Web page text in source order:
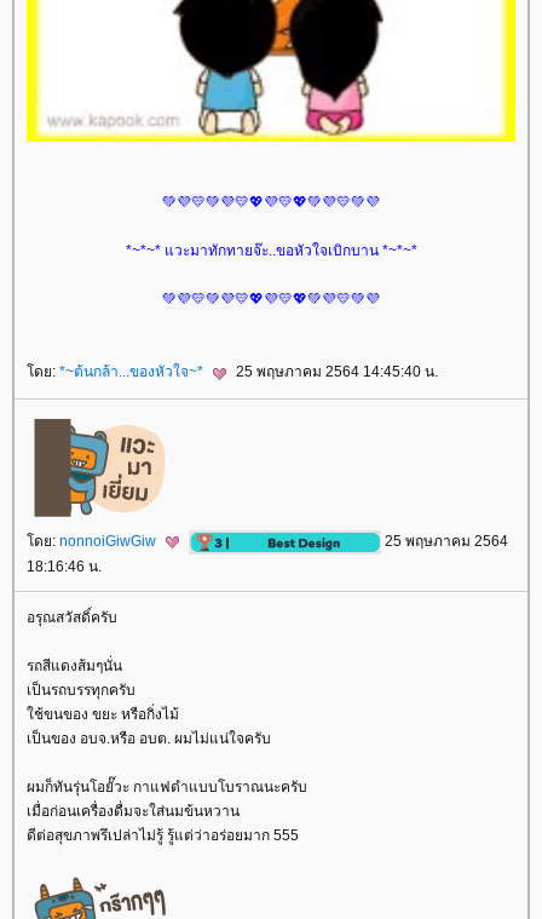
💚💜💛💚💜💛💖💜💛💖💚💜💛💚💜
*~*~* แวะมาทักทายจ๊ะ..ขอหัวใจเบิกบาน *~*~*
💚💜💛💚💜💛💖💜💛💖💚💜💛💚💜
ดย: *~ต้นกล้า...ของหัวใจ~* 25 พฤษภาคม 2564 14:45:40 น.
ดย: nonnoiGiwGiw
25 พฤษภาคม 2564
18:16:46 น.
อรุณสวัสดิ์ครับ
รถสีแดงส้มๆนั่น
เป็นรถบรรทุกครับ
ช้ขนของ ขยะ หรือกิ่งไม้
เป็นของ อบจ.หรือ อบต. ผมไม่แน่ใจครับ
ผมก็ทันรุ่นโอยั๊วะ กาแฟดำแบบโบราณนะครับ
เมื่อก่อนเครื่องดื่มจะใส่นมข้นหวาน
ดีต่อสุขภาพรึเปล่าไม่รู้ รู้แต่ว่าอร่อยมาก 555